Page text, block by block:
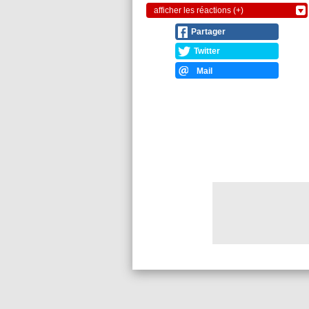
afficher les réactions (+)
Partager
Twitter
Mail